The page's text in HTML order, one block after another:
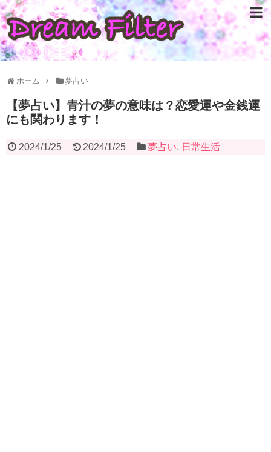
ホーム 夢占い
【夢占い】青汁の夢の意味は？恋愛運や金銭運
にも関わります！
2024/1/25 2024/1/25 夢占い, 日常生活